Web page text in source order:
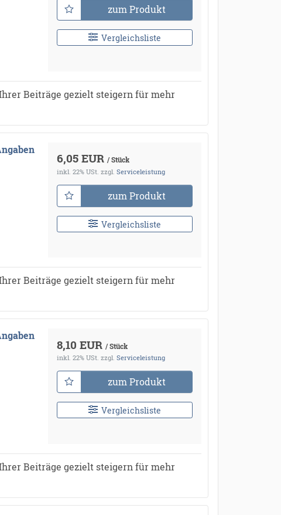
zum Produkt
Vergleichsliste
Beiträge gezielt steigern für mehr
6,05 EUR / Stück
inkl. 22% USt. zzgl. Serviceleistung
zum Produkt
Vergleichsliste
Beiträge gezielt steigern für mehr
8,10 EUR / Stück
inkl. 22% USt. zzgl. Serviceleistung
zum Produkt
Vergleichsliste
Beiträge gezielt steigern für mehr